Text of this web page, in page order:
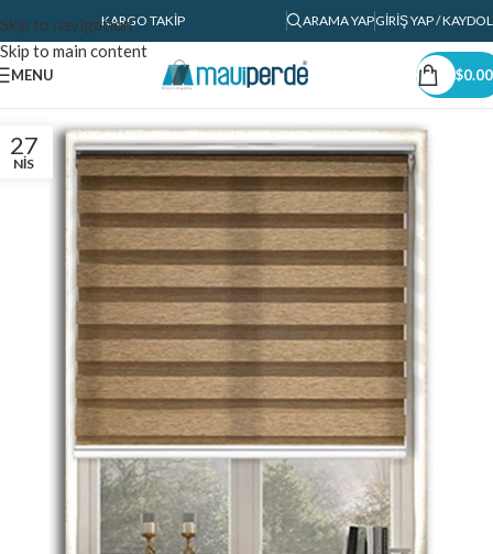
Skip to navigation
Skip to main content
KARGO TAKIP ARAMA YAPGIRIŞ YAP / KAYDOL
MENU $0.00
27
NIS